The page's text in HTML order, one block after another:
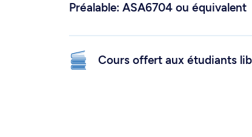
Préalable: ASA6704 ou équivalent
Cours offert aux étudiants